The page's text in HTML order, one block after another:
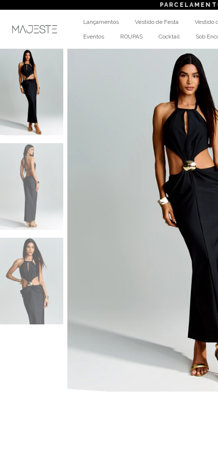
PARCELAMENTOem
Lançamentos Vestido de Festa Vestido
Eventos ROUPAS Cocktail Sob